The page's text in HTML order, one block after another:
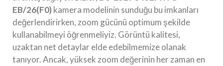
EB/26(F0) kamera modelinin sunduğu bu imkanları
değerlendirirken, zoom gücünü optimum şekilde
kullanabilmeyi öğrenmeliyiz. Görüntü kalitesi,
uzaktan net detaylar elde edebilmemize olanak
tanıyor. Ancak, yüksek zoom değerinin her zaman en